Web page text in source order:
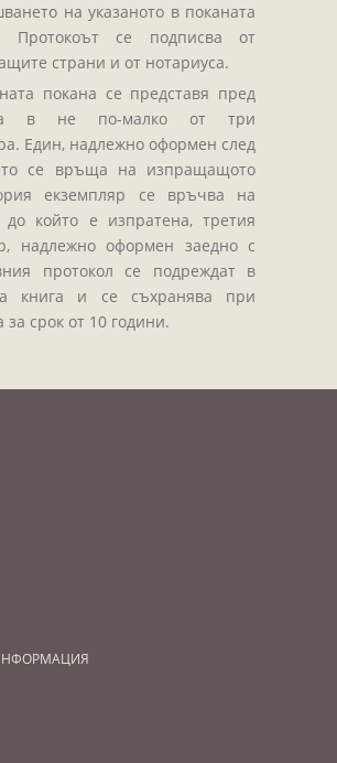
на указаното в поканата
Протокоът се подписва от
страни и от нотариуса.
покана се представя пред
в не по-малко от три
Един, надлежно оформен след
се връща на изпращащото
екземпляр се връчва на
до който е изпратена, третия
надлежно оформен заедно с
протокол се подреждат в
книга и се съхранява при
за срок от 10 години.